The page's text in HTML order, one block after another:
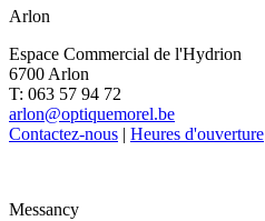
Arlon
Espace Commercial de l'Hydrion
6700 Arlon
T: 063 57 94 72
arlon@optiquemorel.be
Contactez-nous | Heures d'ouverture
Messancy